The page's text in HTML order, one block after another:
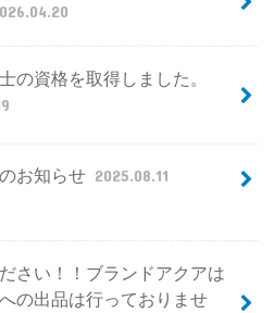
の資格を取得しました。
お知らせ 2025.08.11
さい！！ブランドアクアは
の出品は行っておりませ